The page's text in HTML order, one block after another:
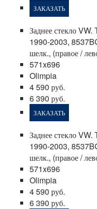
ЗАКАЗАТЬ
Заднее стекло
1990-2003,
шелк., (правое /
571x696
Olimpia
4 590 руб.
6 390 руб.
ЗАКАЗАТЬ
Заднее стекло
1990-2003,
шелк., (правое /
571x696
Olimpia
4 590 руб.
6 390 руб.